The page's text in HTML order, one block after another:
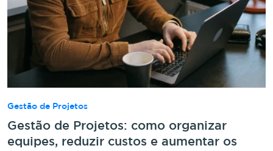
Gestão de Projetos
Gestão de Projetos: como organizar
equipes, reduzir custos e aumentar os